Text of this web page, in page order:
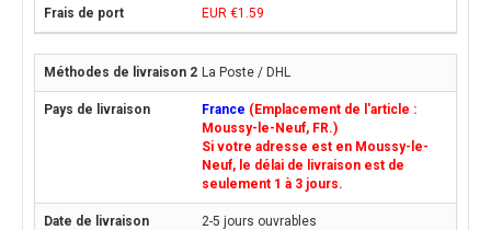
EUR €1.59
La Poste / DHL
France (Emplacement de l'article :
Moussy-le-Neuf, FR.)
Si votre adresse est en Moussy-le-
Neuf, le délai de livraison est de
seulement 1 à 3 jours.
2-5 jours ouvrables